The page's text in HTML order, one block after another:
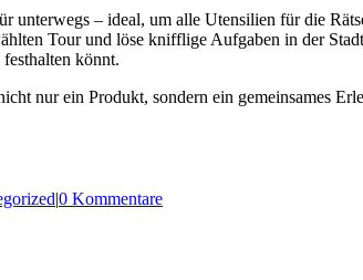
unterwegs – ideal, um alle Utensilien für die
Tour und löse knifflige Aufgaben in der
könnt.
nur ein Produkt, sondern ein gemeinsames
|0 Kommentare